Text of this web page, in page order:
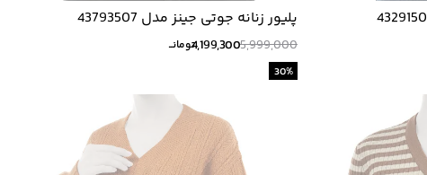
پلیور زنانه جوتی جینز مدل 43793507
5,999,000
4,199,300تومانــ
30%